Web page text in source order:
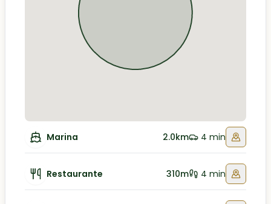
Marina 2.0km 4 min
Restaurante 310m 4 min